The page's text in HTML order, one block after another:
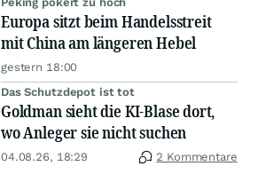
Europa sitzt beim Handelsstreit
mit China am längeren Hebel
gestern 18:00
Das Schutzdepot ist tot
Goldman sieht die KI-Blase dort,
wo Anleger sie nicht suchen
04.08.26, 18:29 2 Kommentare